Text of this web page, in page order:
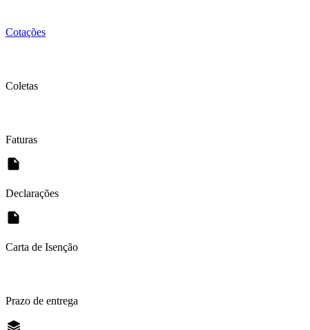
Cotações
Coletas
Faturas
Declarações
Carta de Isenção
Prazo de entrega